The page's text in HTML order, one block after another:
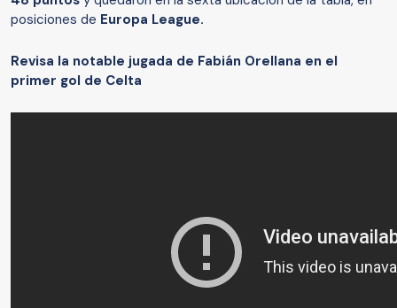
posiciones de Europa League.
Revisa la notable jugada de Fabián Orellana en el
primer gol de Celta